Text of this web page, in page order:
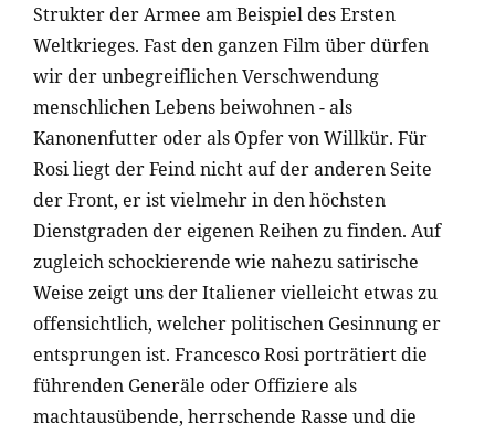
Strukter der Armee am Beispiel des Ersten
Weltkrieges. Fast den ganzen Film über dürfen
wir der unbegreiflichen Verschwendung
menschlichen Lebens beiwohnen - als
Kanonenfutter oder als Opfer von Willkür. Für
Rosi liegt der Feind nicht auf der anderen Seite
der Front, er ist vielmehr in den höchsten
Dienstgraden der eigenen Reihen zu finden. Auf
zugleich schockierende wie nahezu satirische
Weise zeigt uns der Italiener vielleicht etwas zu
offensichtlich, welcher politischen Gesinnung er
entsprungen ist. Francesco Rosi porträtiert die
führenden Generäle oder Offiziere als
machtausübende, herrschende Rasse und die